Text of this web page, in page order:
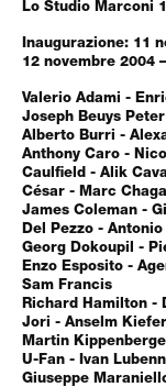
Lo Studio Marconi
Inaugurazione: 11
12 novembre 2004
Valerio Adami -
Joseph Beuys
Alberto Burri -
Anthony Caro -
Caulfield - Alik
César - Marc
James Coleman -
Del Pezzo -
Georg Dokoupil -
Enzo Esposito -
Sam Francis
Richard Hamilton -
Jori - Anselm Kiefer
Martin
U-Fan - Ivan
Giuseppe